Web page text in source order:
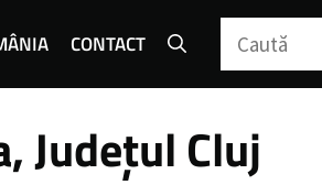
CONTACT Caută
Județul Cluj